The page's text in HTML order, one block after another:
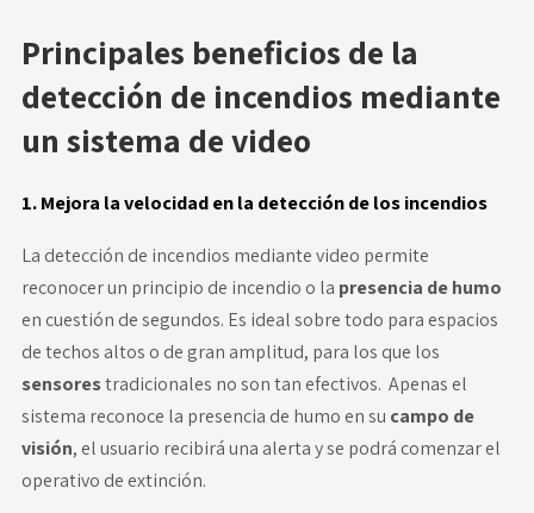
Principales beneficios de la
detección de incendios mediante
un sistema de video
1. Mejora la velocidad en la detección de los incendios
La detección de incendios mediante video permite
reconocer un principio de incendio o la presencia de humo
en cuestión de segundos. Es ideal sobre todo para espacios
de techos altos o de gran amplitud, para los que los
sensorestradicionales no son tan efectivos. Apenas el
sistema reconoce la presencia de humo en su campo de
visión, el usuario recibirá una alerta y se podrá comenzar el
operativo de extinción.